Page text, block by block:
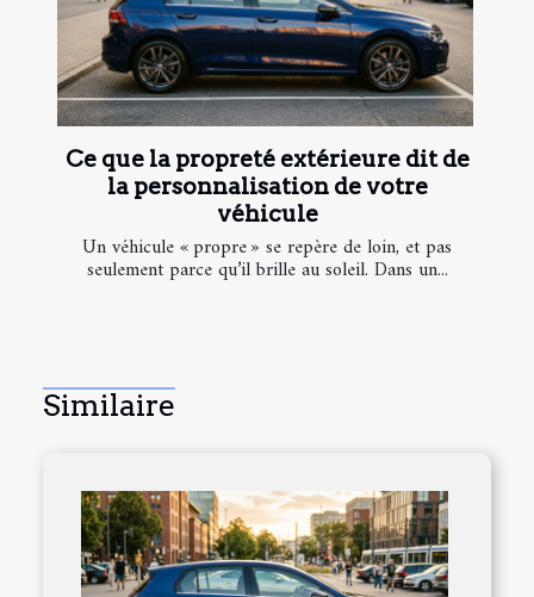
Ce que la propreté extérieure dit de
la personnalisation de votre
véhicule
Un véhicule « propre » se repère de loin, et pas
seulement parce qu’il brille au soleil. Dans un...
Similaire